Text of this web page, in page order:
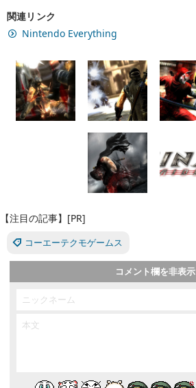
関連リンク
Nintendo Everything
【注目の記事】[PR]
コーエーテクモゲームス
コメント欄を非表示